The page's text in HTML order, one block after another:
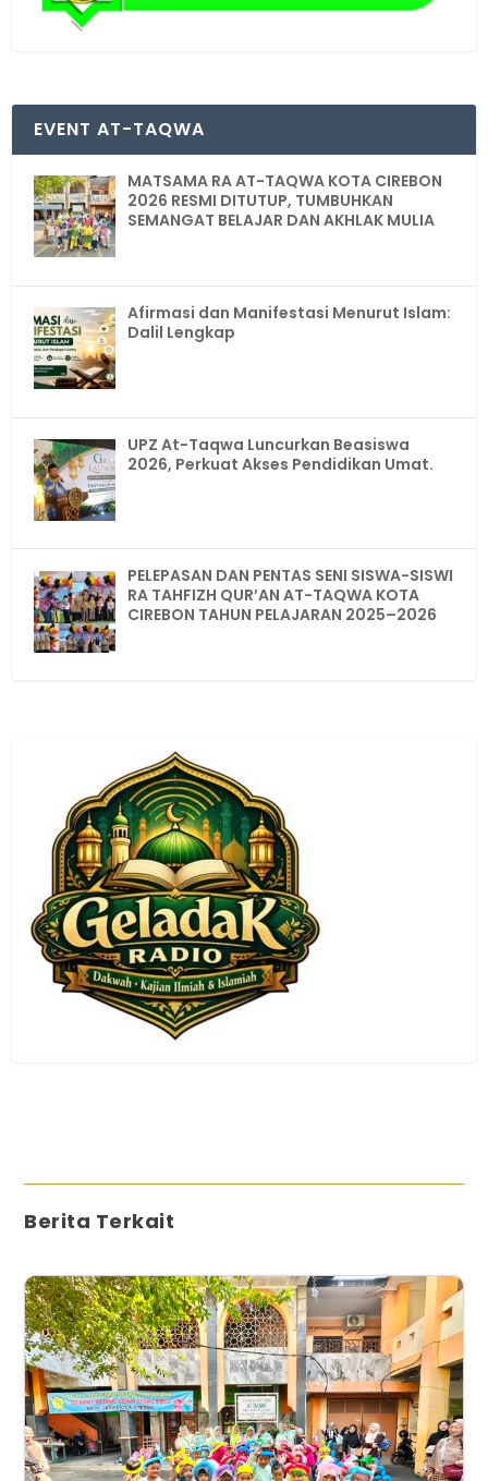
EVENT AT-TAQWA
MATSAMA RA AT-TAQWA KOTA CIREBON
2026 RESMI DITUTUP, TUMBUHKAN
SEMANGAT BELAJAR DAN AKHLAK MULIA
Afirmasi dan Manifestasi Menurut Islam:
Dalil Lengkap
UPZ At-Taqwa Luncurkan Beasiswa
2026, Perkuat Akses Pendidikan Umat.
PELEPASAN DAN PENTAS SENI SISWA-SISWI
RA TAHFIZH QUR’AN AT-TAQWA KOTA
CIREBON TAHUN PELAJARAN 2025–2026
Berita Terkait